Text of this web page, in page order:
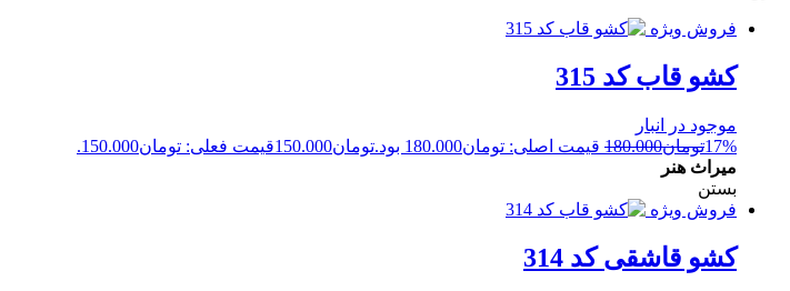
فروش ویژه
کشو قاب کد 315
موجود در انبار
17%تومان180.000 قیمت اصلی: تومان180.000 بود. تومان150.000قیمت فعلی: تومان150.000.
میراث هنر
بستن
فروش ویژه
کشو قاشقی کد 314